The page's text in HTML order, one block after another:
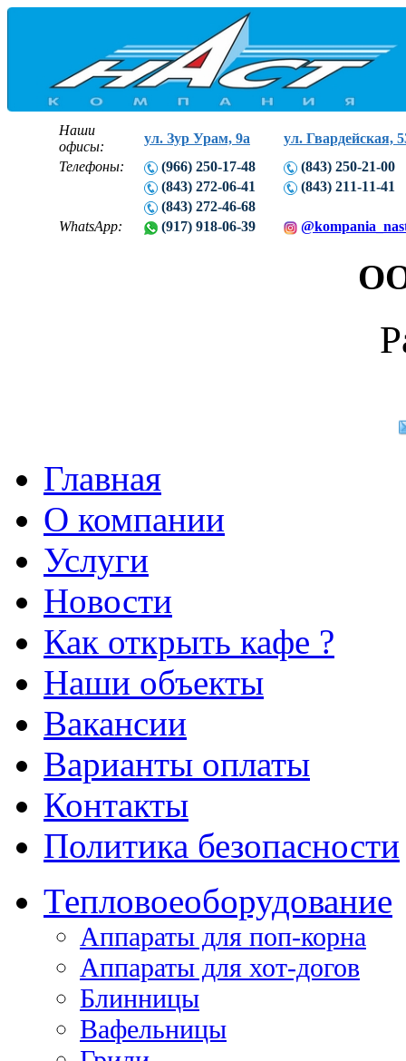
Наши
офисы:
ул. Зур Урам, 9а
ул. Гвардейская,
Телефоны:
(966) 250-17-48
(843) 250-21-00
(843) 272-06-41
(843) 211-11-41
(843) 272-46-68
WhatsApp:
(917) 918-06-39
Главная
О компании
Услуги
Новости
Как открыть кафе ?
Наши объекты
Вакансии
Варианты оплаты
Контакты
Политика безопасности
Тепловоеоборудование
Аппараты для поп-корна
Аппараты для хот-догов
Блинницы
Вафельницы